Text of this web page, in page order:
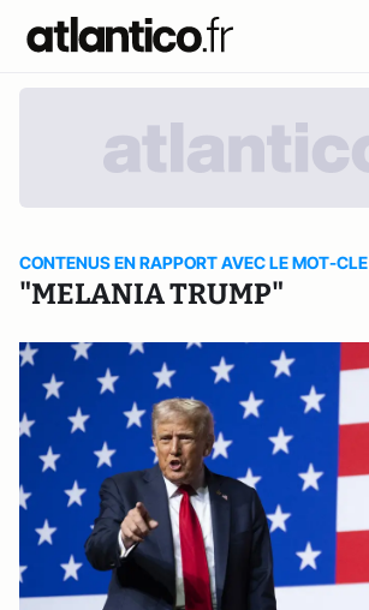
CONTENUS EN RAPPORT AVEC LE MOT-CLE
"MELANIA TRUMP"